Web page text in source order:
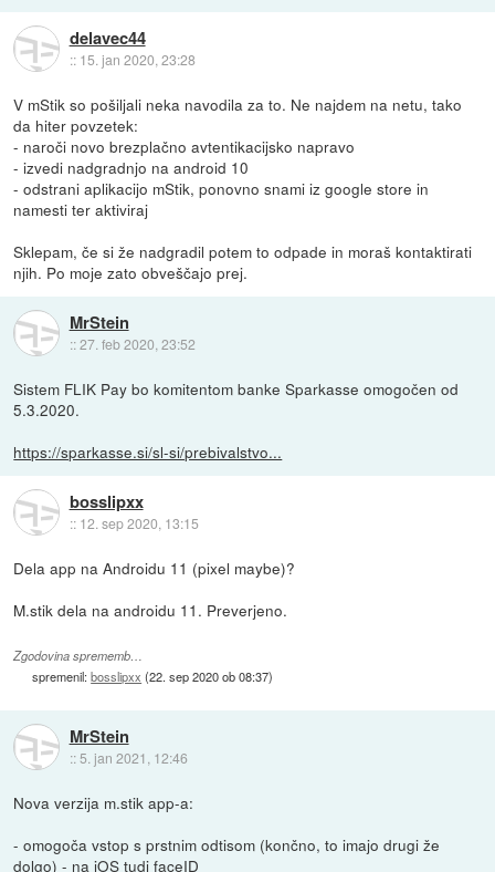
delavec44
:: 15. jan 2020, 23:28
V mStik so pošiljali neka navodila za to. Ne najdem na netu, tako
da hiter povzetek:
- naroči novo brezplačno avtentikacijsko napravo
- izvedi nadgradnjo na android 10
- odstrani aplikacijo mStik, ponovno snami iz google store in
namesti ter aktiviraj
Sklepam, če si že nadgradil potem to odpade in moraš kontaktirati
njih. Po moje zato obveščajo prej.
MrStein
::27. feb 2020, 23:52
Sistem FLIK Pay bo komitentom banke Sparkasse omogočen od
5.3.2020.
https://sparkasse.si/sl-si/prebivalstvo...
bosslipxx
:: 12. sep 2020, 13:15
Dela app na Androidu 11 (pixel maybe)?
M.stik dela na androidu 11. Preverjeno.
Zgodovina sprememb…
spremenil:bosslipxx (22. sep 2020 ob 08:37)
MrStein
:: 5. jan 2021, 12:46
Nova verzija m.stik app-a:
- omogoča vstop s prstnim odtisom (končno, to imajo drugi že
dolgo) - na iOS tudi faceID